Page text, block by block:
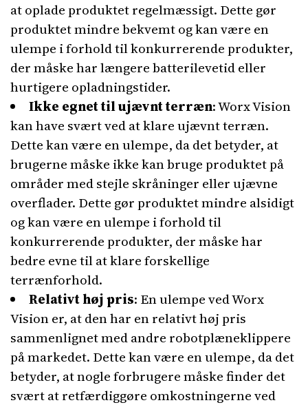
at oplade produktet regelmæssigt. Dette gør
produktet mindre bekvemt og kan være en
ulempe i forhold til konkurrerende produkter,
der måske har længere batterilevetid eller
hurtigere opladningstider.
Ikke egnet til ujævnt terræn: Worx Vision
kan have svært ved at klare ujævnt terræn.
Dette kan være en ulempe, da det betyder, at
brugerne måske ikke kan bruge produktet på
områder med stejle skråninger eller ujævne
overflader. Dette gør produktet mindre alsidigt
og kan være en ulempe i forhold til
konkurrerende produkter, der måske har
bedre evne til at klare forskellige
terrænforhold.
Relativt høj pris: En ulempe ved Worx
Vision er, at den har en relativt høj pris
sammenlignet med andre robotplæneklippere
på markedet. Dette kan være en ulempe, da det
betyder, at nogle forbrugere måske finder det
svært at retfærdiggøre omkostningerne ved